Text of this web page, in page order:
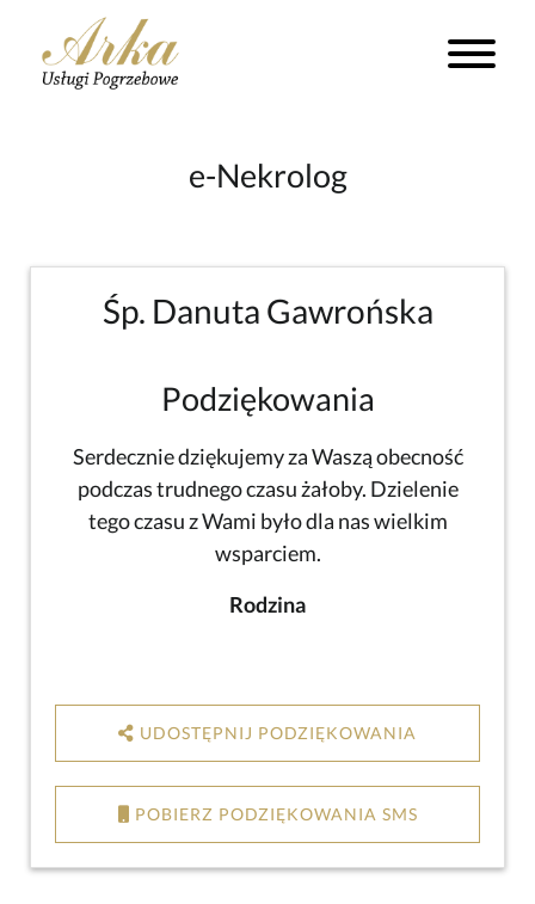
e-Nekrolog
Śp. Danuta Gawrońska
Podziękowania
Serdecznie dziękujemy za Waszą obecność
podczas trudnego czasu żałoby. Dzielenie
tego czasu z Wami było dla nas wielkim
wsparciem.
Rodzina
UDOSTĘPNIJ PODZIĘKOWANIA
POBIERZ PODZIĘKOWANIA SMS